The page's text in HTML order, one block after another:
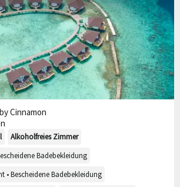
Cinnamon
Alkoholfreies Zimmer
Badebekleidung
• Bescheidene Badebekleidung